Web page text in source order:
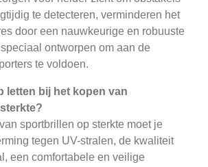
te detecteren, verminderen het
door een nauwkeurige en robuuste
ontworpen om aan de
te voldoen.
letten bij het kopen van
sportbrillen op sterkte moet je
tegen UV-stralen, de kwaliteit
een comfortabele en veilige